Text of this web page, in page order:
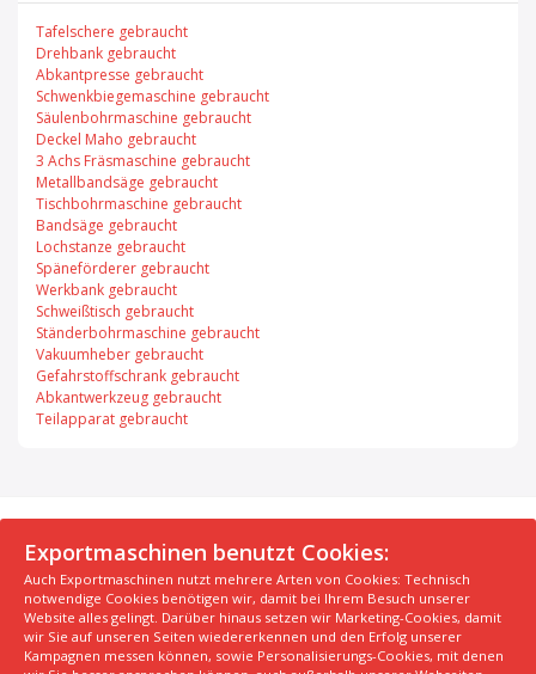
Tafelschere gebraucht
Drehbank gebraucht
Abkantpresse gebraucht
Schwenkbiegemaschine gebraucht
Säulenbohrmaschine gebraucht
Deckel Maho gebraucht
3 Achs Fräsmaschine gebraucht
Metallbandsäge gebraucht
Tischbohrmaschine gebraucht
Bandsäge gebraucht
Lochstanze gebraucht
Späneförderer gebraucht
Werkbank gebraucht
Schweißtisch gebraucht
Ständerbohrmaschine gebraucht
Vakuumheber gebraucht
Gefahrstoffschrank gebraucht
Abkantwerkzeug gebraucht
Teilapparat gebraucht
© 2026 Exportmaschinen.de
Über uns
AGB Datenschutzerklärung
FAQ
Impressum
Hersteller
Unsere Top Maschinen #1
Unsere Top Maschinen #2
Unsere Top Maschinen #3
Exportmaschinen benutzt Cookies:
Auch Exportmaschinen nutzt mehrere Arten von Cookies: Technisch
notwendige Cookies benötigen wir, damit bei Ihrem Besuch unserer
Website alles gelingt. Darüber hinaus setzen wir Marketing-Cookies, damit
wir Sie auf unseren Seiten wiedererkennen und den Erfolg unserer
Kampagnen messen können, sowie Personalisierungs-Cookies, mit denen